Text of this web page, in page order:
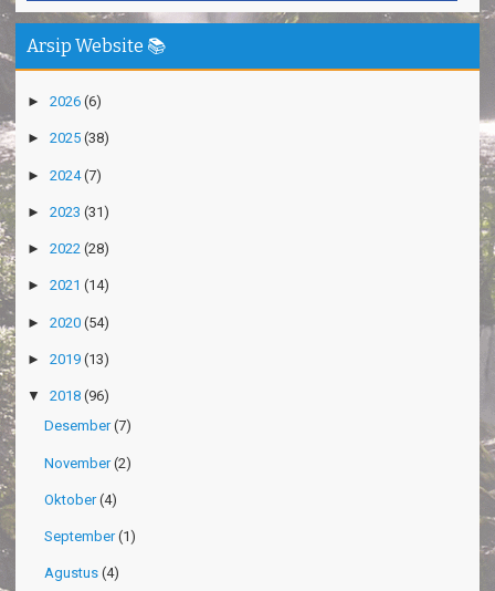
Arsip Website 📚
► 2026 (6)
► 2025 (38)
► 2024(7)
► 2023 (31)
► 2022 (28)
► 2021 (14)
► 2020 (54)
► 2019 (13)
▼ 2018 (96)
Desember(7)
November(2)
Oktober(4)
September(1)
Agustus (4)